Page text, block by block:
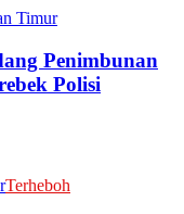
Timur
Penimbunan
Polisi
Terheboh